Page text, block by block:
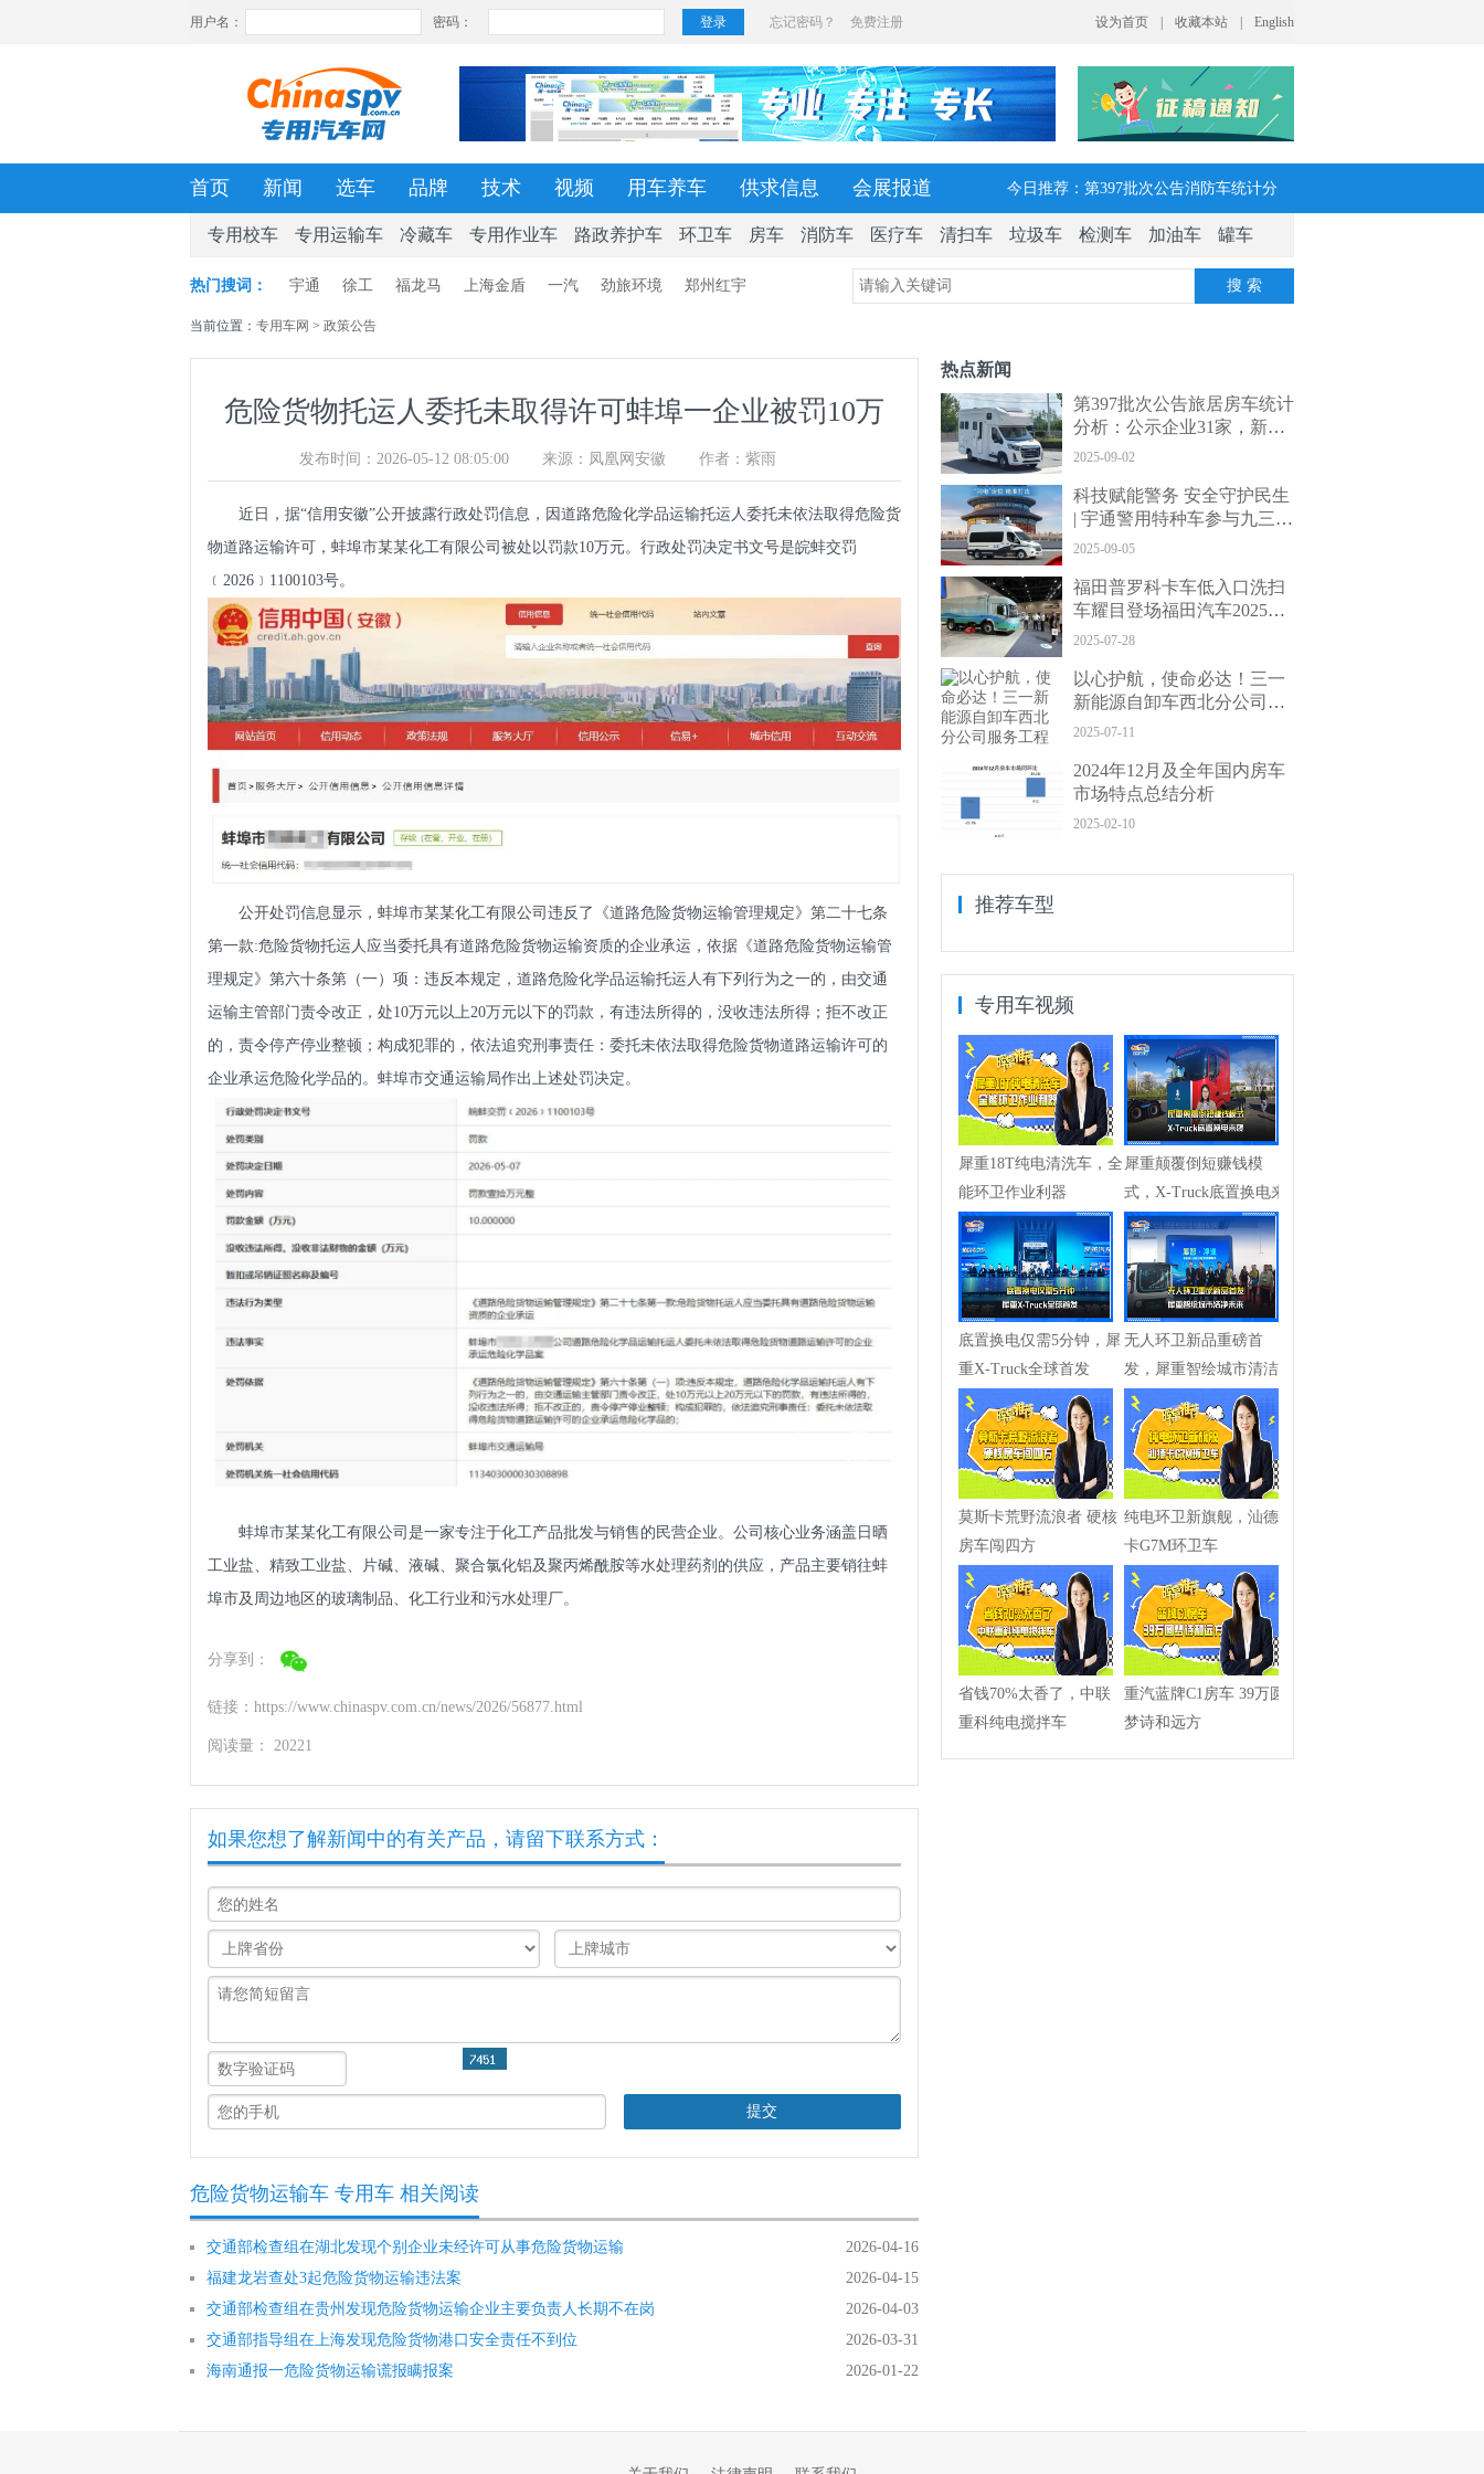
首页 新闻 选车 品牌 技术 视频 用车养车 供求信息 会展报道 今日推荐：第397批次公告消防车统计分
析：公示企业达21家11种车型，水罐、器
今日推荐：今年危险货物港口作业安全生
产整治聚焦这四方面
专用校车 专用运输车 冷藏车 专用作业车 路政养护车 环卫车 房车 消防车 医疗车 清扫车 垃圾车 检测车 加油车 罐车
热门搜词： 宇通 徐工 福龙马 上海金盾 一汽 劲旅环境 郑州红宇 搜 索
当前位置： 专用车网 > 政策公告
危险货物托运人委托未取得许可蚌埠一企业被罚10万
发布时间：2026-05-12 08:05:00 来源：凤凰网安徽 作者：紫雨
近日，据“信用安徽”公开披露行政处罚信息，因道路危险化学品运输托运人委托未依法取得危险货
物道路运输许可，蚌埠市某某化工有限公司被处以罚款10万元。行政处罚决定书文号是皖蚌交罚
﹝2026﹞1100103号。
公开处罚信息显示，蚌埠市某某化工有限公司违反了《道路危险货物运输管理规定》第二十七条
第一款:危险货物托运人应当委托具有道路危险货物运输资质的企业承运，依据《道路危险货物运输管
理规定》第六十条第（一）项：违反本规定，道路危险化学品运输托运人有下列行为之一的，由交通
运输主管部门责令改正，处10万元以上20万元以下的罚款，有违法所得的，没收违法所得；拒不改正
的，责令停产停业整顿；构成犯罪的，依法追究刑事责任：委托未依法取得危险货物道路运输许可的
企业承运危险化学品的。蚌埠市交通运输局作出上述处罚决定。
蚌埠市某某化工有限公司是一家专注于化工产品批发与销售的民营企业。公司核心业务涵盖日晒
工业盐、精致工业盐、片碱、液碱、聚合氯化铝及聚丙烯酰胺等水处理药剂的供应，产品主要销往蚌
埠市及周边地区的玻璃制品、化工行业和污水处理厂。
分享到：
链接：https://www.chinaspv.com.cn/news/2026/56877.html
阅读量： 20221
如果您想了解新闻中的有关产品，请留下联系方式：
危险货物运输车 专用车 相关阅读
交通部检查组在湖北发现个别企业未经许可从事危险货物运输
2026-04-16
福建龙岩查处3起危险货物运输违法案
2026-04-15
交通部检查组在贵州发现危险货物运输企业主要负责人长期不在岗
2026-04-03
交通部指导组在上海发现危险货物港口安全责任不到位
2026-03-31
海南通报一危险货物运输谎报瞒报案
2026-01-22
热点新闻
第397批次公告旅居房车统计
分析：公示企业31家，新能
源旅居车数量翻新增长
2025-09-02
科技赋能警务 安全守护民生
| 宇通警用特种车参与九三阅
兵保障任务
2025-09-05
福田普罗科卡车低入口洗扫
车耀目登场福田汽车2025年
中商务会， 以科技重塑环卫
2025-07-28
以心护航，使命必达！三一
新能源自卸车西北分公司服
务工程师获赠锦旗
2025-07-11
2024年12月及全年国内房车
市场特点总结分析
2025-02-10
推荐车型
专用车视频
犀重18T纯电清洗车，全
能环卫作业利器
犀重颠覆倒短赚钱模
式，X-Truck底置换电来
袭
底置换电仅需5分钟，犀
重X-Truck全球首发
无人环卫新品重磅首
发，犀重智绘城市清洁
未来
莫斯卡荒野流浪者 硬核
房车闯四方
纯电环卫新旗舰，汕德
卡G7M环卫车
省钱70%太香了，中联
重科纯电搅拌车
重汽蓝牌C1房车 39万圆
梦诗和远方